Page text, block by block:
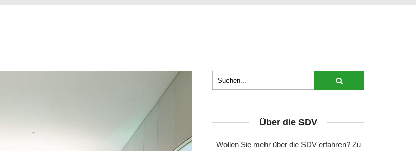
Über die SDV
Wollen Sie mehr über die SDV erfahren? Zu